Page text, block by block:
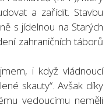
a zařídit. Stavbu
s jídelnou na Starých
zahraničních táborů
i když vládnoucí
skauty“. Avšak díky
vedoucímu neměli